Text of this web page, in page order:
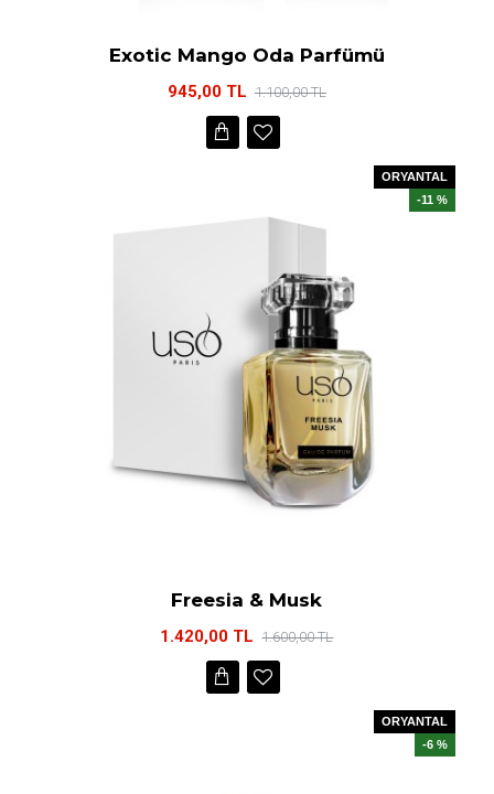
Exotic Mango Oda Parfümü
945,00 TL 1.100,00 TL
ORYANTAL
-11 %
Freesia & Musk
1.420,00 TL 1.600,00 TL
ORYANTAL
-6 %